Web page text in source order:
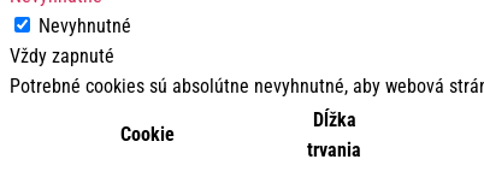
Nevyhnutné
Vždy zapnuté
Potrebné cookies sú absolútne nevyhnutné, aby webová
Cookie
Dĺžka
trvania